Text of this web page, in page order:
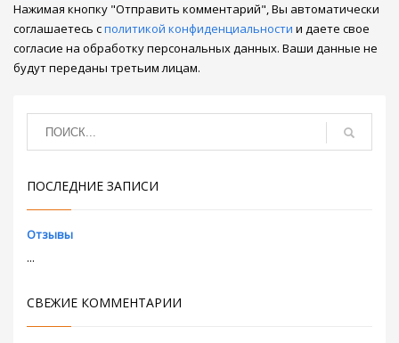
Нажимая кнопку "Отправить комментарий", Вы автоматически
соглашаетесь сполитикой конфиденциальности и даете свое
согласие на обработку персональных данных. Ваши данные не
будут переданы третьим лицам.
ПОСЛЕДНИЕ ЗАПИСИ
Отзывы
...
СВЕЖИЕ КОММЕНТАРИИ